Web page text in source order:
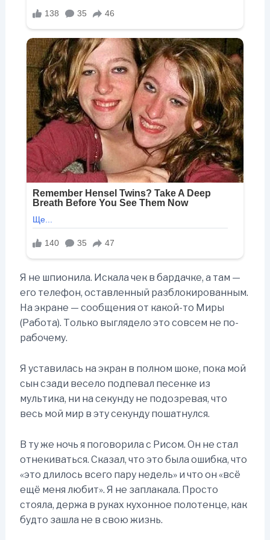
Я не шпионила. Искала чек в бардачке, а там —
его телефон, оставленный разблокированным.
На экране — сообщения от какой-то Миры
(Работа). Только выглядело это совсем не по-
рабочему.
Я уставилась на экран в полном шоке, пока мой
сын сзади весело подпевал песенке из
мультика, ни на секунду не подозревая, что
весь мой мир в эту секунду пошатнулся.
В ту же ночь я поговорила с Рисом. Он не стал
отнекиваться. Сказал, что это была ошибка, что
«это длилось всего пару недель» и что он «всё
ещё меня любит». Я не заплакала. Просто
стояла, держа в руках кухонное полотенце, как
будто зашла не в свою жизнь.